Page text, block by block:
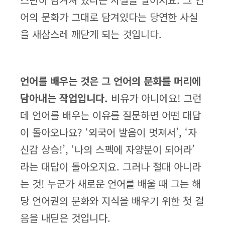
어의 문화가 그대로 담겨있다는 당연한 사실
을 새삼스레 깨닫게 되는 것입니다.
언어를 배우는 것은 그 언어의 문화를 머리에
담아내는 작업입니다. 비유가 아니에요! 그런
데 언어를 배우는 이유를 질문하면 어떤 대답
이 돌아오나요? ‘외국어 발음이 멋져서’, ‘자
신감 상승!’, ‘나의 스펙에 자양분이 되어라’
라는 대답이 돌아오지요. 그러나 절대 아니라
는 것! 누군가 새로운 언어를 배울 때 그는 해
당 언어권의 문화와 지식을 배우기 위한 첫 걸
음을 내딛은 것입니다.